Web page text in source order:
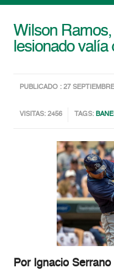
Wilson
lesionado valía
PUBLICADO : 27
VISITAS: 2456 TAGS:
Por Ignacio